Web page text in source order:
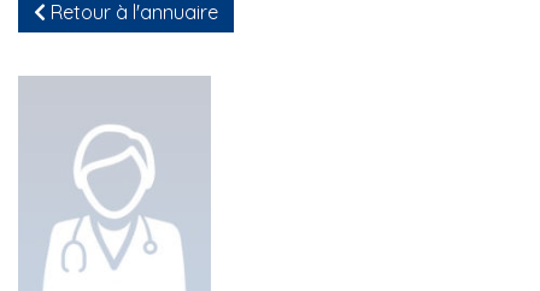
Retour à l'annuaire